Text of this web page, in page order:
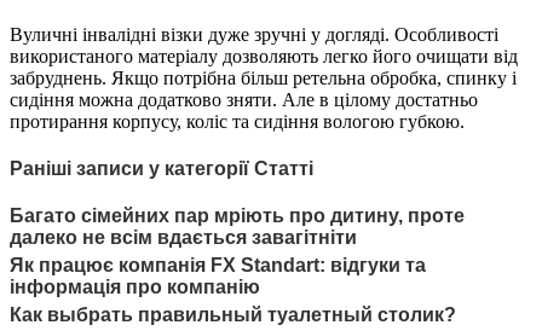
Вуличні інвалідні візки дуже зручні у догляді. Особливості
використаного матеріалу дозволяють легко його очищати від
забруднень. Якщо потрібна більш ретельна обробка, спинку і
сидіння можна додатково зняти. Але в цілому достатньо
протирання корпусу, коліс та сидіння вологою губкою.
Раніші записи у категорії Статті
Багато сімейних пар мріють про дитину, проте
далеко не всім вдається завагітніти
Як працює компанія FX Standart: відгуки та
інформація про компанію
Как выбрать правильный туалетный столик?